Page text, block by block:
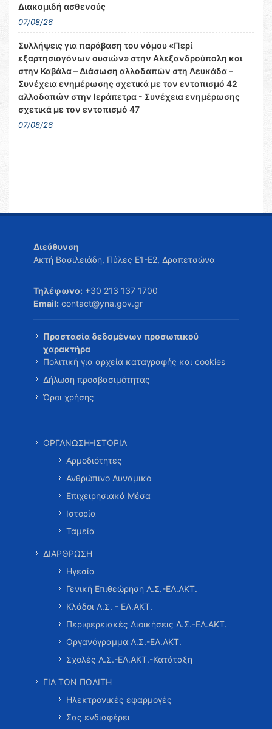
Διακομιδή ασθενούς
07/08/26
Συλλήψεις για παράβαση του νόμου «Περί
εξαρτησιογόνων ουσιών» στην Αλεξανδρούπολη και
στην Καβάλα – Διάσωση αλλοδαπών στη Λευκάδα –
Συνέχεια ενημέρωσης σχετικά με τον εντοπισμό 42
αλλοδαπών στην Ιεράπετρα - Συνέχεια ενημέρωσης
σχετικά με τον εντοπισμό 47
07/08/26
Διεύθυνση
Ακτή Βασιλειάδη, Πύλες Ε1-Ε2, Δραπετσώνα
Τηλέφωνο: +30 213 137 1700
Email: contact@yna.gov.gr
Προστασία δεδομένων προσωπικού
χαρακτήρα
Πολιτική για αρχεία καταγραφής και cookies
Δήλωση προσβασιμότητας
Όροι χρήσης
ΟΡΓΑΝΩΣΗ-ΙΣΤΟΡΙΑ
Αρμοδιότητες
Ανθρώπινο Δυναμικό
Επιχειρησιακά Μέσα
Ιστορία
Ταμεία
ΔΙΑΡΘΡΩΣΗ
Ηγεσία
Γενική Επιθεώρηση Λ.Σ.-ΕΛ.ΑΚΤ.
Κλάδοι Λ.Σ. - ΕΛ.ΑΚΤ.
Περιφερειακές Διοικήσεις Λ.Σ.-ΕΛ.ΑΚΤ.
Οργανόγραμμα Λ.Σ.-ΕΛ.ΑΚΤ.
Σχολές Λ.Σ.-ΕΛ.ΑΚΤ.-Κατάταξη
ΓΙΑ ΤΟΝ ΠΟΛΙΤΗ
Ηλεκτρονικές εφαρμογές
Σας ενδιαφέρει